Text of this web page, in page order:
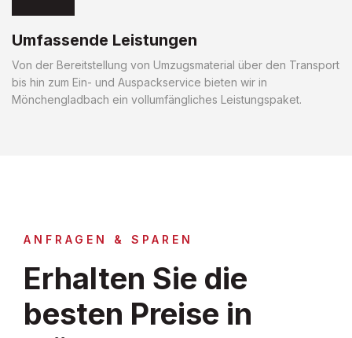
Umfassende Leistungen
Von der Bereitstellung von Umzugsmaterial über den Transport
bis hin zum Ein- und Auspackservice bieten wir in
Mönchengladbach ein vollumfängliches Leistungspaket.
ANFRAGEN & SPAREN
Erhalten Sie die
besten Preise in